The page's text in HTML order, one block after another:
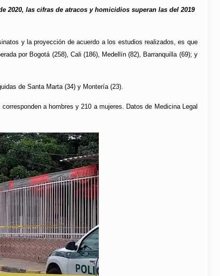
2020, las cifras de atracos y homicidios superan las del 2019
y la proyección de acuerdo a los estudios realizados, es que
por Bogotá (258), Cali (186), Medellín (82), Barranquilla (69); y
de Santa Marta (34) y Montería (23).
a hombres y 210 a mujeres. Datos de Medicina Legal